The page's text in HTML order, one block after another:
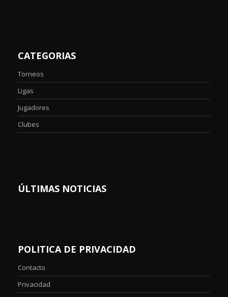
CATEGORIAS
Torneos
Ligas
Jugadores
Clubes
ÚLTIMAS NOTICIAS
POLITICA DE PRIVACIDAD
Contacto
Privacidad